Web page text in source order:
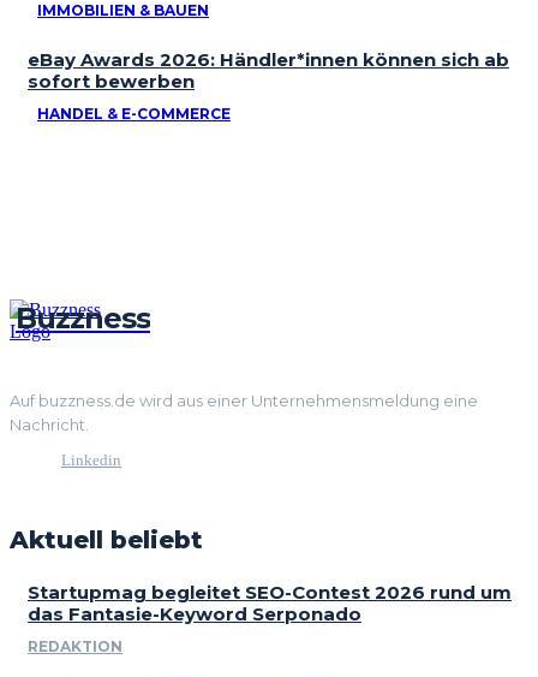
IMMOBILIEN & BAUEN
eBay Awards 2026: Händler*innen können sich ab
sofort bewerben
HANDEL & E-COMMERCE
Buzzness
Auf buzzness.de wird aus einer Unternehmensmeldung eine
Nachricht.
Linkedin
Aktuell beliebt
Startupmag begleitet SEO-Contest 2026 rund um
das Fantasie-Keyword Serponado
REDAKTION